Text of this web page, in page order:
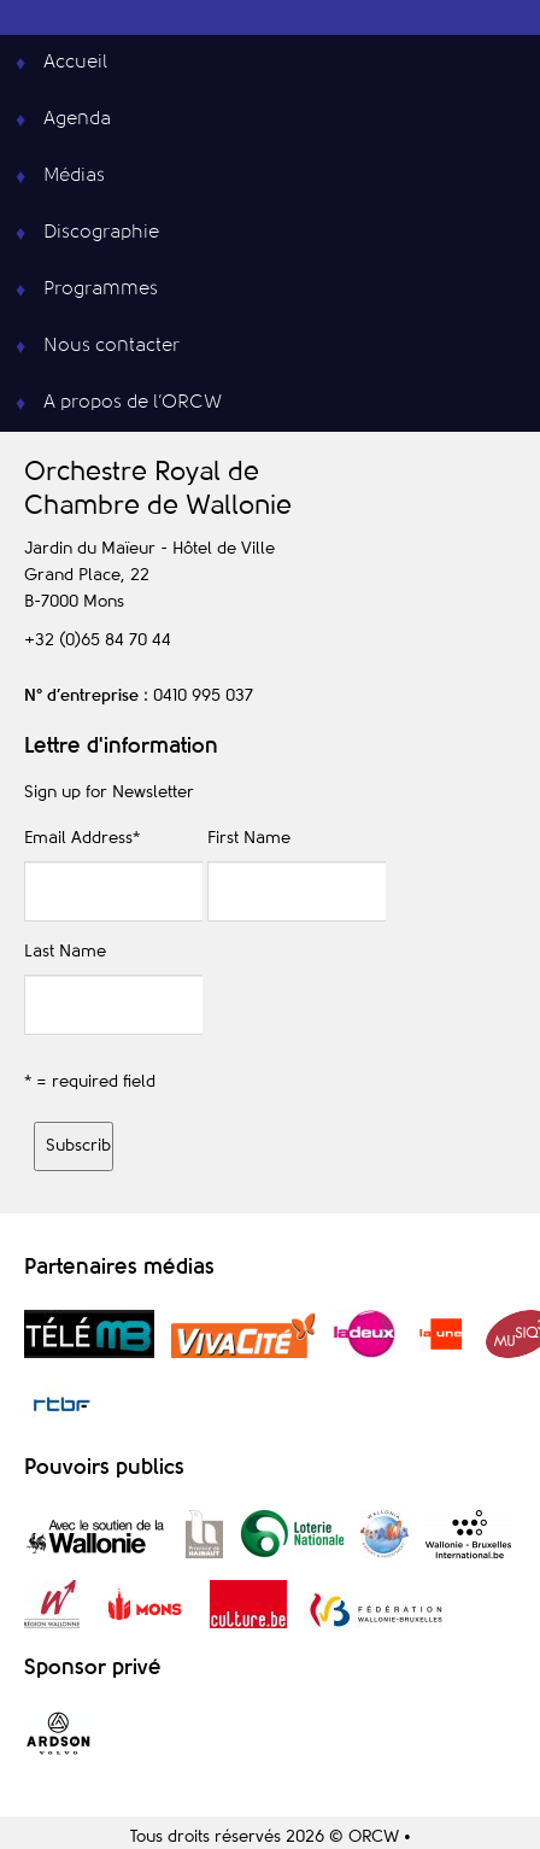
Accueil
Agenda
Médias
Discographie
Programmes
Nous contacter
A propos de l’ORCW
Orchestre Royal de
Chambre de Wallonie
Jardin du Maïeur - Hôtel de Ville
Grand Place, 22
B-7000 Mons
+32 (0)65 84 70 44
N° d’entreprise : 0410 995 037
Lettre d'information
Sign up for Newsletter
Email Address* First Name
Last Name
* = required field
Partenaires médias
Pouvoirs publics
Sponsor privé
Tous droits réservés 2026 © ORCW •